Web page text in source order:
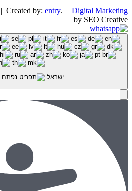
| Created by: entry. | Digital Marketing
by SEO Creative
ישראל